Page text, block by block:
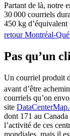
Partant de là, notre
30 000 courriels
450 kg d’équivalent
retour Montréal-
Pas qu’un
Un courriel produit
avant d’être
courriels qu’on
site
dont 171 au
l’activité de ces
mondiales, mais il